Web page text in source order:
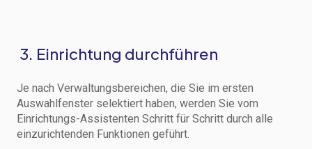
3. Einrichtung durchführen
Je nach Verwaltungsbereichen, die Sie im ersten
Auswahlfenster selektiert haben, werden Sie vom
Einrichtungs-Assistenten Schritt für Schritt durch alle
einzurichtenden Funktionen geführt.